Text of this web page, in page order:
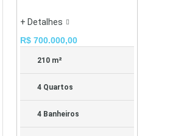
+ Detalhes
R$ 700.000,00
210 m²
4 Quartos
4 Banheiros